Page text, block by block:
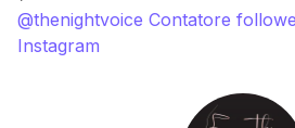
@thenightvoice Contatore
Instagram